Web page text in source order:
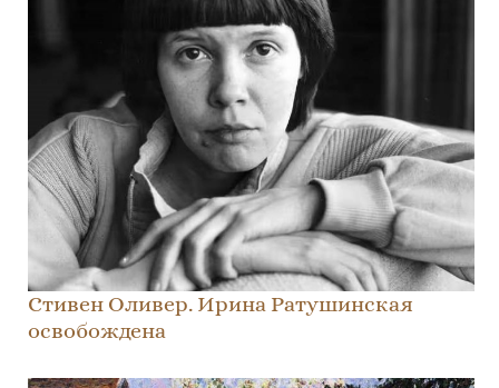
Стивен Оливер. Ирина Ратушинская
oсвобождена